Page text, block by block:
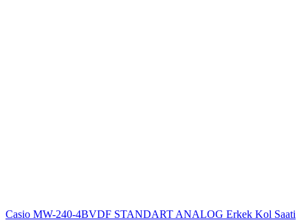
Casio MW-240-4BVDF STANDART ANALOG Erkek Kol Saati